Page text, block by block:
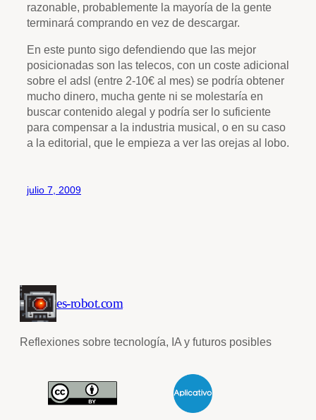
razonable, probablemente la mayoría de la gente
terminará comprando en vez de descargar.
En este punto sigo defendiendo que las mejor
posicionadas son las telecos, con un coste adicional
sobre el adsl (entre 2-10€ al mes) se podría obtener
mucho dinero, mucha gente ni se molestaría en
buscar contenido alegal y podría ser lo suficiente
para compensar a la industria musical, o en su caso
a la editorial, que le empieza a ver las orejas al lobo.
julio 7, 2009
es-robot.com
Reflexiones sobre tecnología, IA y futuros posibles